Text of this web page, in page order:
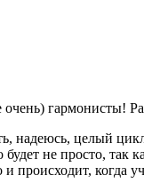
гармонисты!
надеюсь, целый
не просто,
и происходит,